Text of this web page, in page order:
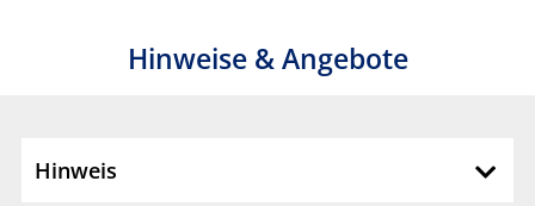
Hinweise & Angebote
Hinweis